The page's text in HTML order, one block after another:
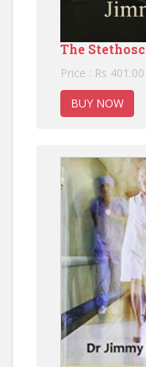
The
Price : Rs 401.00
BUY NOW